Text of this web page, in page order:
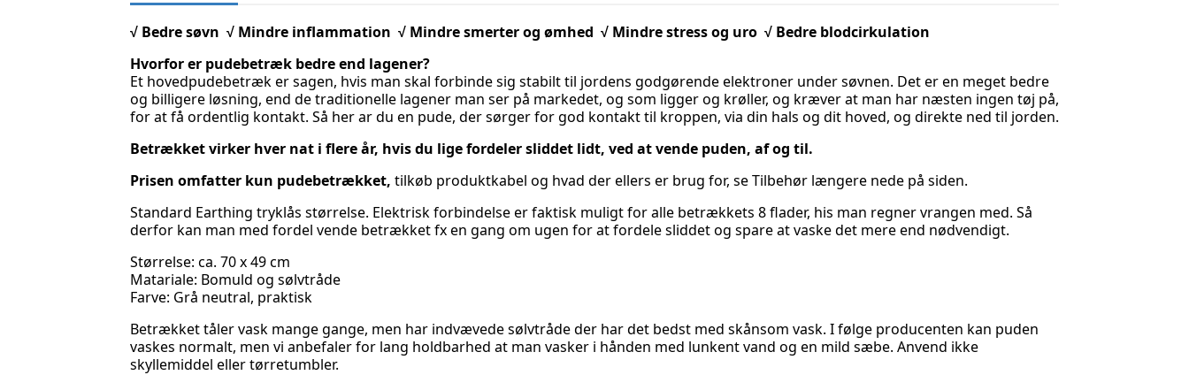
√ Bedre søvn √ Mindre inflammation √ Mindre smerter og ømhed √ Mindre stress og uro √ Bedre blodcirkulation
Hvorfor er pudebetræk bedre end lagener?
Et hovedpudebetræk er sagen, hvis man skal forbinde sig stabilt til jordens godgørende elektroner under søvnen. Det er en meget bedre
og billigere løsning, end de traditionelle lagener man ser på markedet, og som ligger og krøller, og kræver at man har næsten ingen tøj på,
for at få ordentlig kontakt. Så her ar du en pude, der sørger for god kontakt til kroppen, via din hals og dit hoved, og direkte ned til jorden.
Betrækket virker hver nat i flere år, hvis du lige fordeler sliddet lidt, ved at vende puden, af og til.
Prisen omfatter kun pudebetrækket, tilkøb produktkabel og hvad der ellers er brug for, se Tilbehør længere nede på siden.
Standard Earthing tryklås størrelse. Elektrisk forbindelse er faktisk muligt for alle betrækkets 8 flader, his man regner vrangen med. Så
derfor kan man med fordel vende betrækket fx en gang om ugen for at fordele sliddet og spare at vaske det mere end nødvendigt.
Størrelse: ca. 70 x 49 cm
Matariale: Bomuld og sølvtråde
Farve: Grå neutral, praktisk
Betrækket tåler vask mange gange, men har indvævede sølvtråde der har det bedst med skånsom vask. I følge producenten kan puden
vaskes normalt, men vi anbefaler for lang holdbarhed at man vasker i hånden med lunkent vand og en mild sæbe. Anvend ikke
skyllemiddel eller tørretumbler.